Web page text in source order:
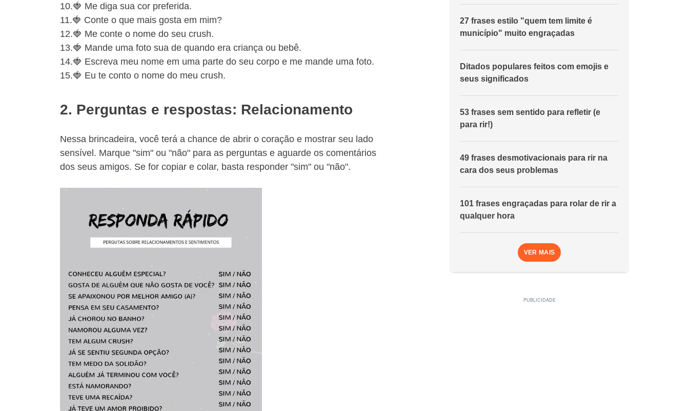
10.🍓 Me diga sua cor preferida.
11.🍓 Conte o que mais gosta em mim?
12.🍓 Me conte o nome do seu crush.
13.🍓 Mande uma foto sua de quando era criança ou bebê.
14.🍓 Escreva meu nome em uma parte do seu corpo e me mande uma foto.
15.🍓 Eu te conto o nome do meu crush.
2. Perguntas e respostas: Relacionamento
Nessa brincadeira, você terá a chance de abrir o coração e mostrar seu lado
sensível. Marque "sim" ou "não" para as perguntas e aguarde os comentários
dos seus amigos. Se for copiar e colar, basta responder "sim" ou "não".
27 frases estilo "quem tem limite é
município" muito engraçadas
Ditados populares feitos com emojis e
seus significados
53 frases sem sentido para refletir (e
para rir!)
49 frases desmotivacionais para rir na
cara dos seus problemas
101 frases engraçadas para rolar de rir a
qualquer hora
VER MAIS